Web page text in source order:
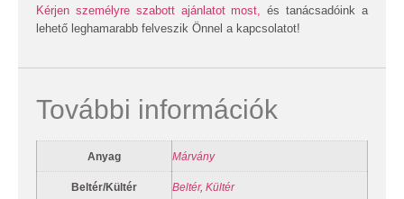
Kérjen személyre szabott ajánlatot most,
és tanácsadóink a
lehető leghamarabb felveszik Önnel a kapcsolatot!
További információk
Anyag Márvány
Beltér/Kültér Beltér, Kültér